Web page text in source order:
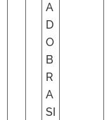
A
D
O
B
R
A
SI